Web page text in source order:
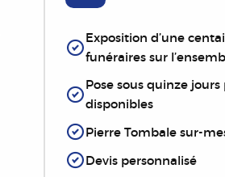
Exposition d’une
funéraires sur
Pose sous quinze
disponibles
Pierre Tombale sur-
Devis personnalisé